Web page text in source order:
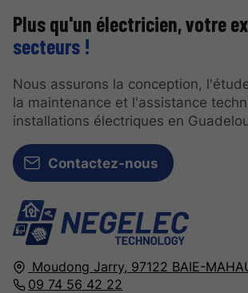
Moudong Jarry, 97122 BAIE-
09 74 56 42 22
Plus qu'un électricien, votre
secteurs !
Nous assurons la conception,
la maintenance et l'assistance
installations électriques en
Contactez-nous